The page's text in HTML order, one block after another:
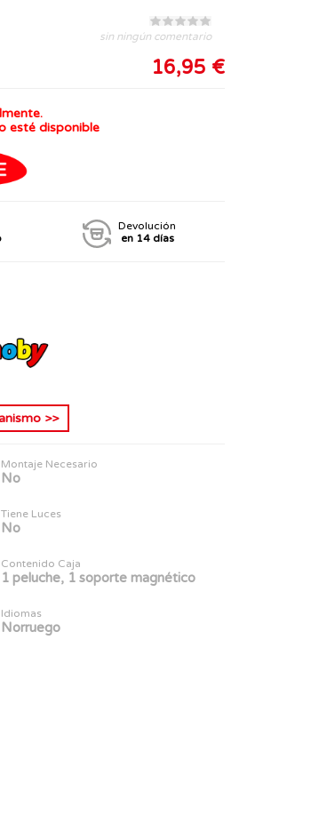
sin ningún comentario
16,95 €
esté disponible
Devolución
en 14 días
>>
Montaje Necesario
No
Tiene Luces
No
Contenido Caja
1 peluche, 1 soporte magnético
Idiomas
Norruego